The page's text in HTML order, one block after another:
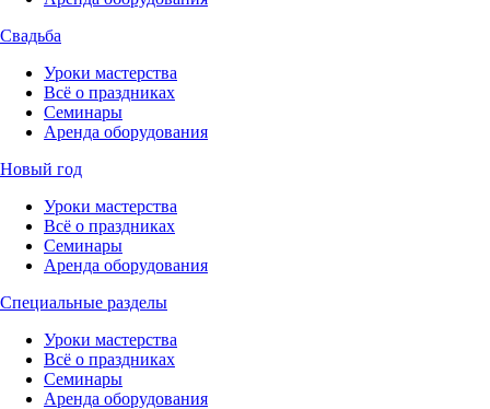
Свадьба
Уроки мастерства
Всё о праздниках
Семинары
Аренда оборудования
Новый год
Уроки мастерства
Всё о праздниках
Семинары
Аренда оборудования
Специальные разделы
Уроки мастерства
Всё о праздниках
Семинары
Аренда оборудования